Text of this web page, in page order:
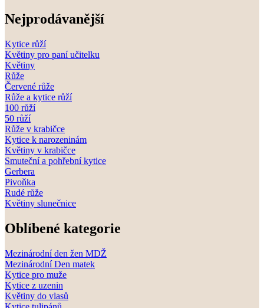
Nejprodávanější
Kytice růží
Květiny pro paní učitelku
Květiny
Růže
Červené růže
Růže a kytice růží
100 růží
50 růží
Růže v krabičce
Kytice k narozeninám
Květiny v krabičce
Smuteční a pohřební kytice
Gerbera
Pivoňka
Rudé růže
Květiny slunečnice
Oblíbené kategorie
Mezinárodní den žen MDŽ
Mezinárodní Den matek
Kytice pro muže
Kytice z uzenin
Květiny do vlasů